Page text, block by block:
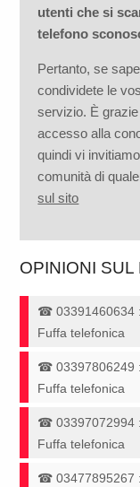
utenti che si
telefono
Pertanto, se
condividete le
servizio. È
accesso alla
quindi vi
comunità di
sul sito
OPINIONI
☎03391460634 :
Fuffa telefonica
☎03397806249 :
Fuffa telefonica
☎03397072994 :
Fuffa telefonica
☎03477895267 :